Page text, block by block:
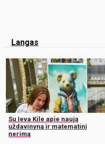
Langas
Su Ieva Kile apie naują
uždavinyną ir matematinį
nerimą